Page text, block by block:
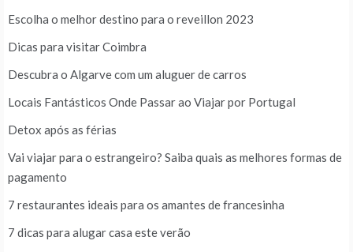
Escolha o melhor destino para o reveillon 2023
Dicas para visitar Coimbra
Descubra o Algarve com um aluguer de carros
Locais Fantásticos Onde Passar ao Viajar por Portugal
Detox após as férias
Vai viajar para o estrangeiro? Saiba quais as melhores formas de
pagamento
7 restaurantes ideais para os amantes de francesinha
7 dicas para alugar casa este verão